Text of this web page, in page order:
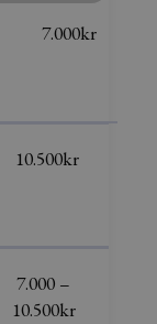
7.000kr
10.500kr
7.000 –
10.500kr